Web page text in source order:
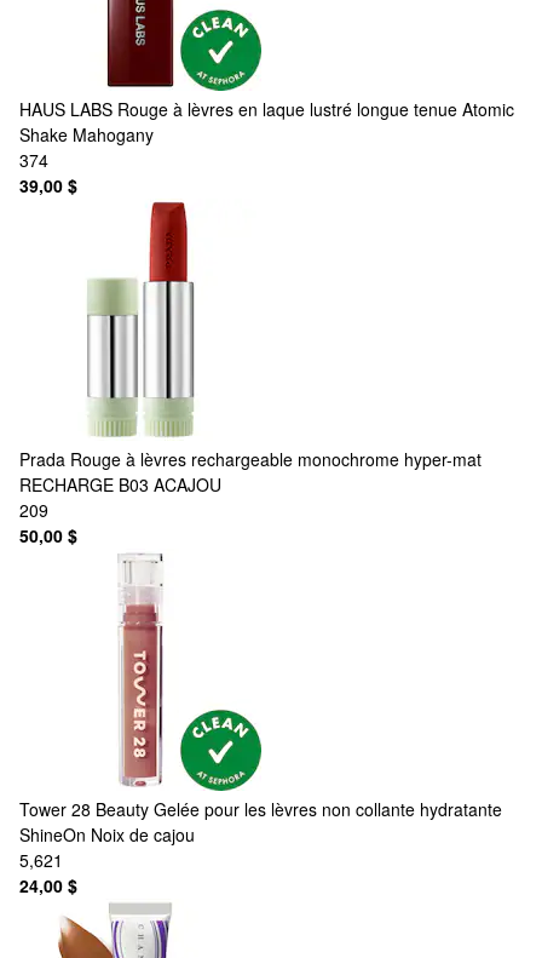
HAUS LABS Rouge à lèvres en laque lustré longue tenue Atomic
Shake Mahogany
374
39,00 $
Prada Rouge à lèvres rechargeable monochrome hyper-mat
RECHARGE B03 ACAJOU
209
50,00 $
Tower 28 Beauty Gelée pour les lèvres non collante hydratante
ShineOn Noix de cajou
5,621
24,00 $